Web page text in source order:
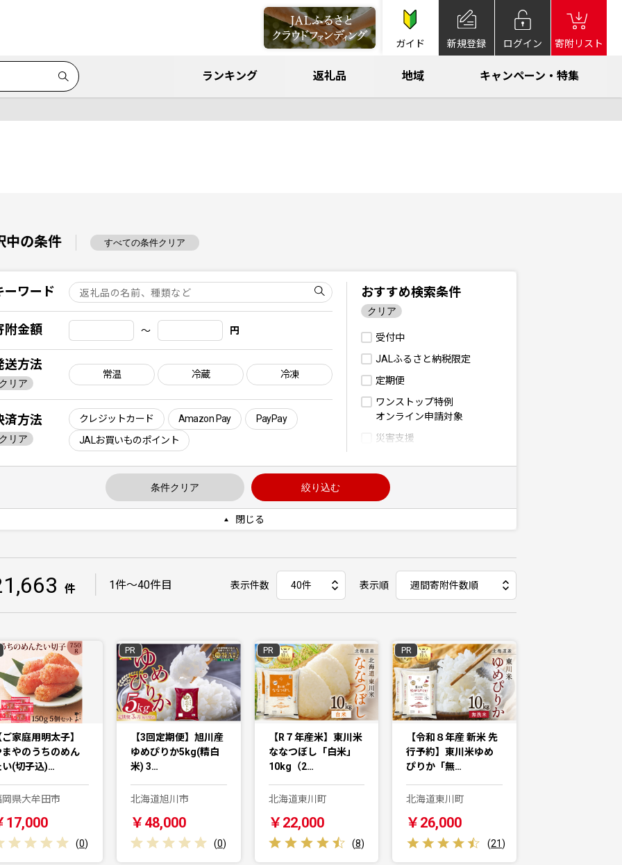
ガイド 新規登録 ログイン 寄附リスト
ランキング 返礼品 地域 キャンペーン・特集
中の条件 すべての条件クリア
ーワード
附金額 〜 円
送方法
リア
常温 冷蔵 冷凍
済方法
リア
クレジットカード Amazon Pay
PayPay
JALお買いものポイント
おすすめ検索条件
クリア
受付中
JALふるさと納税限定
定期便
ワンストップ特例
オンライン申請対象
災害支援
条件クリア 絞り込む
閉じる
件 1件〜40件目 表示件数 表示順
家庭用明太子】
まやのうちのめん
い(切子込)…
岡県大牟田市
17,000
(0)
PR
【3回定期便】旭川産
ゆめぴりか5kg(精白
米) 3…
北海道旭川市
￥48,000
(0)
PR
【R７年産米】東川米
ななつぼし「白米」
10kg（2…
北海道東川町
￥22,000
(8)
PR
【令和８年産 新米 先
行予約】東川米ゆめ
ぴりか「無…
北海道東川町
￥26,000
(21)